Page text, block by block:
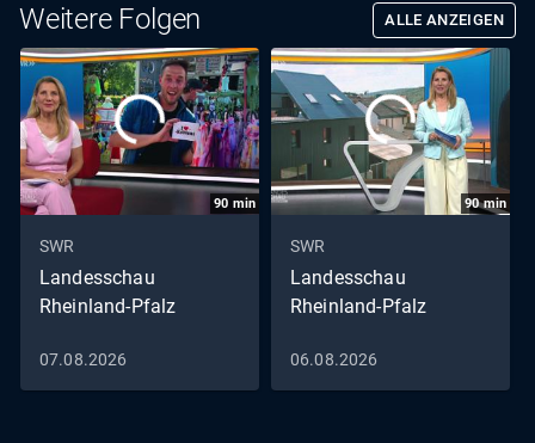
Weitere Folgen ALLE ANZEIGEN
90 min
SWR
Landesschau
Rheinland-Pfalz
07.08.2026
90min
SWR
Landesschau
Rheinland-Pfalz
06.08.2026